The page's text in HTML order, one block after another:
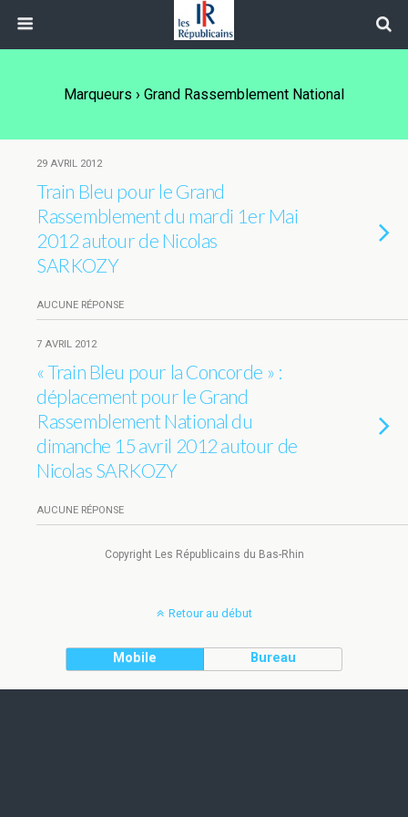
Marqueurs › Grand Rassemblement National
29 AVRIL 2012
Train Bleu pour le Grand
Rassemblement du mardi 1er Mai
2012 autour de Nicolas
SARKOZY
AUCUNE RÉPONSE
7 AVRIL 2012
« Train Bleu pour la Concorde » :
déplacement pour le Grand
Rassemblement National du
dimanche 15 avril 2012 autour de
Nicolas SARKOZY
AUCUNE RÉPONSE
Copyright Les Républicains du Bas-Rhin
Retour au début
Mobile Bureau